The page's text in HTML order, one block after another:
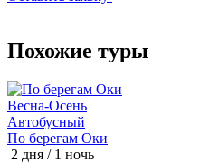
Похожие туры
Весна-Осень
Автобусный
По берегам Оки
2 дня / 1 ночь